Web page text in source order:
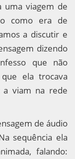
uma viagem de
como era de
a discutir e
dizendo
que não
ela trocava
a viam na rede
de áudio
sequência ela
falando: